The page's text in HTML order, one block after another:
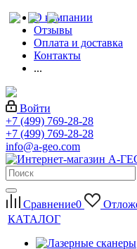
О компании
Отзывы
Оплата и доставка
Контакты
...
Войти
+7 (499) 769-28-28
+7 (499) 769-28-28
info@a-geo.com
Сравнение0
КАТАЛОГ